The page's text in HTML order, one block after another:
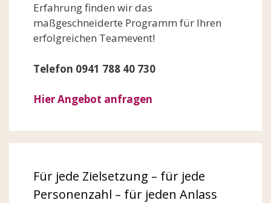
Erfahrung finden wir das
maßgeschneiderte Programm für Ihren
erfolgreichen Teamevent!
Telefon 0941 788 40 730
Hier Angebot anfragen
Für jede Zielsetzung – für jede
Personenzahl – für jeden Anlass